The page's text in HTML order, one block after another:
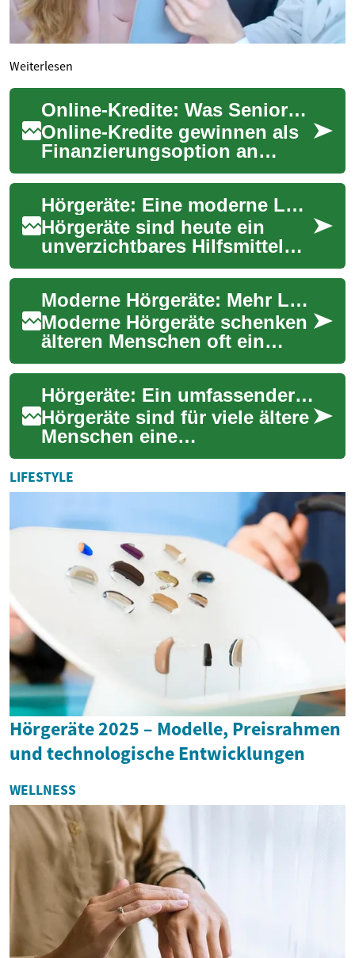
Weiterlesen
Online-Kredite: Was Senioren zur Rente und Finanzen wissen sollten
Online-Kredite gewinnen als
Finanzierungsoption an
Bedeutung, insbesondere für
Menschen in oder nahe der
Rente. Diese...
Hörgeräte: Eine moderne Lösung für Senioren mit Hörproblemen
Hörgeräte sind heute ein
unverzichtbares Hilfsmittel
für viele ältere Menschen, die
unter Hörverlust leiden. Diese
kl...
Moderne Hörgeräte: Mehr Lebensqualität für Senioren
Moderne Hörgeräte schenken
älteren Menschen oft ein
Stück Alltag zurück: bessere
Verständlichkeit, mehr
Sicherheit un...
Hörgeräte: Ein umfassender Leitfaden für Senioren
Hörgeräte sind für viele ältere
Menschen eine
unverzichtbare Hilfe, um ihre
Lebensqualität zu verbessern
und aktiv am...
LIFESTYLE
Hörgeräte 2025 – Modelle, Preisrahmen
und technologische Entwicklungen
WELLNESS